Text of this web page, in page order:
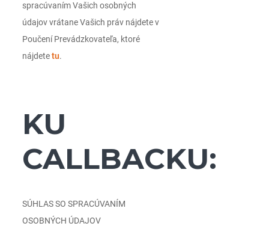
spracúvaním Vašich osobných
údajov vrátane Vašich práv nájdete v
Poučení Prevádzkovateľa, ktoré
nájdetetu.
KU
CALLBACKU:
SÚHLAS SO SPRACÚVANÍM
OSOBNÝCH ÚDAJOV